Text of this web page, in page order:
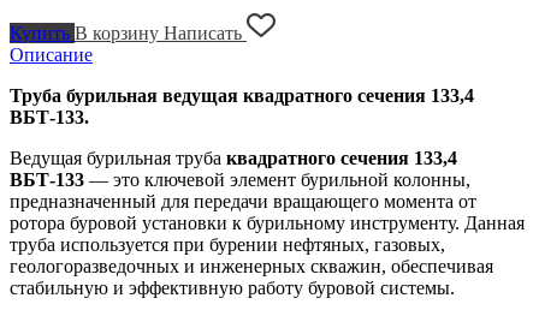
Купить В корзину Написать
Описание
Труба бурильная ведущая квадратного сечения 133,4
ВБТ-133.
Ведущая бурильная труба квадратного сечения 133,4
ВБТ-133 — это ключевой элемент бурильной колонны,
предназначенный для передачи вращающего момента от
ротора буровой установки к бурильному инструменту. Данная
труба используется при бурении нефтяных, газовых,
геологоразведочных и инженерных скважин, обеспечивая
стабильную и эффективную работу буровой системы.